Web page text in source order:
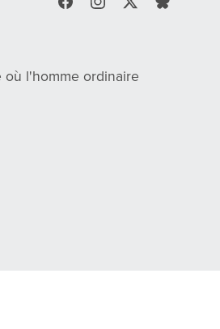
où l'homme ordinaire